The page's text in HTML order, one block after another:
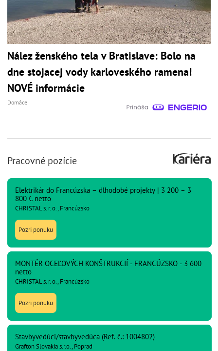
Nález ženského tela v Bratislave: Bolo na
dne stojacej vody karloveského ramena!
NOVÉ informácie
Domáce
Pracovné pozície
Elektrikár do Francúzska – dlhodobé projekty | 3 200 – 3
800 € netto
CHRISTAL s. r. o., Francúzsko
Pozri ponuku
MONTÉR OCEĽOVÝCH KONŠTRUKCIÍ - FRANCÚZSKO - 3 600
netto
CHRISTAL s. r. o., Francúzsko
Pozri ponuku
Stavbyvedúci/stavbyvedúca (Ref. č.: 1004802)
Grafton Slovakia s.r.o., Poprad